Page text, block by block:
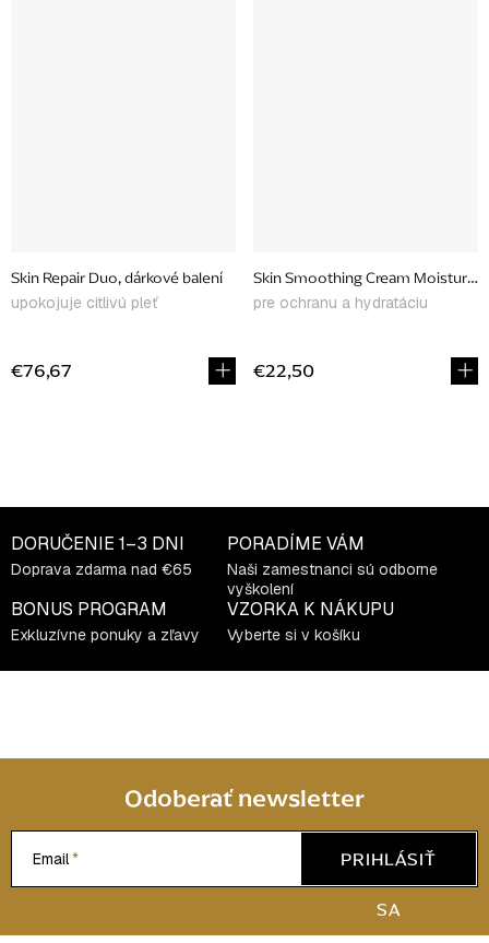
Skin Repair Duo, dárkové balení
upokojuje citlivú pleť
€76,67
Skin Smoothing Cream
pre ochranu a hydratáciu
€22,50
l
á
d
a
c
i
k
ý
i
DORUČENIE 1–3 DNI
Doprava zdarma nad €65
PORADÍME VÁM
Naši zamestnanci sú odborne
vyškolení
BONUS PROGRAM
Exkluzívne ponuky a zľavy
VZORKA K NÁKUPU
Vyberte si v košíku
Odoberať newsletter
Email
PRIHLÁSIŤ
SA